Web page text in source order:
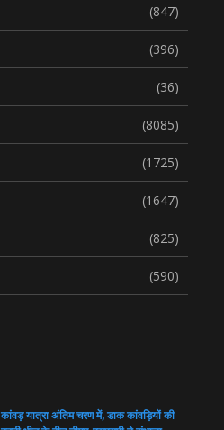
(847)
(396)
(36)
(8085)
(1725)
(1647)
(825)
(590)
कांवड़ यात्रा अंतिम चरण में, डाक कांवड़ियों की